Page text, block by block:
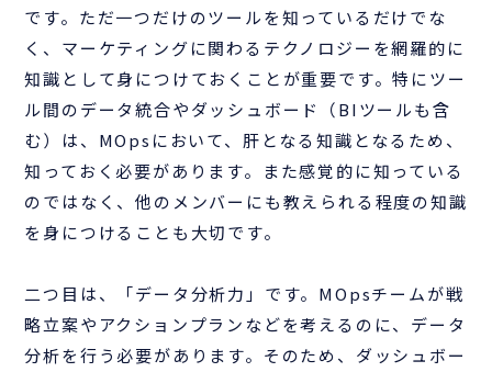
です。ただ一つだけのツールを知っているだけでな
く、マーケティングに関わるテクノロジーを網羅的に
知識として身につけておくことが重要です。特にツー
ル間のデータ統合やダッシュボード（BIツールも含
む）は、MOpsにおいて、肝となる知識となるため、
知っておく必要があります。また感覚的に知っている
のではなく、他のメンバーにも教えられる程度の知識
を身につけることも大切です。
二つ目は、「データ分析力」です。MOpsチームが戦
略立案やアクションプランなどを考えるのに、データ
分析を行う必要があります。そのため、ダッシュボー